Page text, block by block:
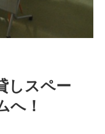
しスペー
へ！